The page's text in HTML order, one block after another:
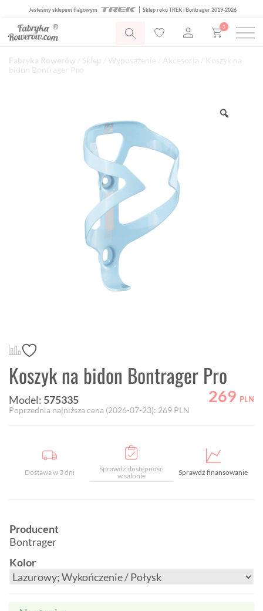
Jesteśmy sklepem flagowym Sklep roku TREK i Bontrager 2019-2026
0
Fabryka Rowerów Sklep Wyposażenie Akcesoria / Koszyk na
bidon Bontrager Pro
Koszyk na bidon Bontrager Pro
Model: 575335 269 PLN
Poprzednia najniższa cena (2026-07-23): 269 PLN
Dostawa w 3 dni
Sprawdź dostępność
w salonie
Sprawdź finansowanie
Producent
Bontrager
Kolor